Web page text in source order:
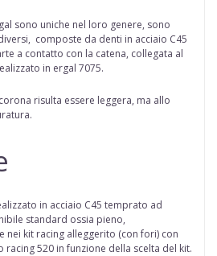
sono uniche nel loro genere, sono
composte da denti in acciaio C45
a contatto con la catena, collegata al
in ergal 7075.
risulta essere leggera, ma allo
in acciaio C45 temprato ad
standard ossia pieno,
nei kit racing alleggerito (con fori) con
520 in funzione della scelta del kit.